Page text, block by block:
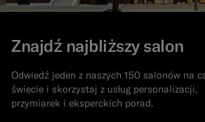
Znajdź najbliższy salon
Odwiedź jeden z naszych 150 salonów na
świecie i skorzystaj z usług personalizacji,
przymiarek i eksperckich porad.